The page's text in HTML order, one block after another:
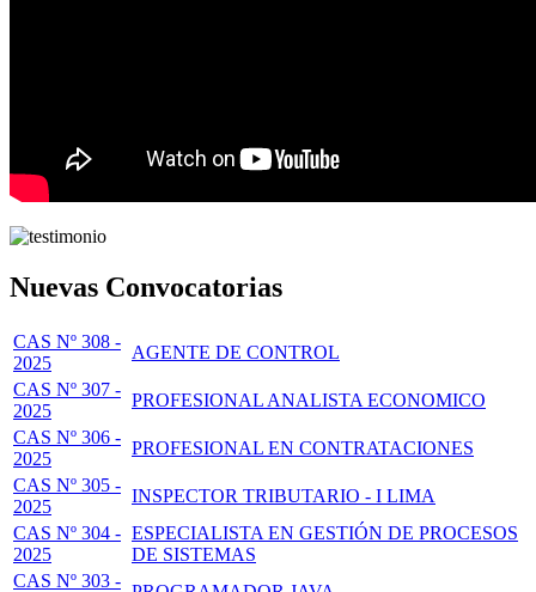
Nuevas Convocatorias
CAS Nº 308 -
2025
AGENTE DE CONTROL
CAS Nº 307 -
2025
PROFESIONAL ANALISTA ECONOMICO
CAS Nº 306 -
2025
PROFESIONAL EN CONTRATACIONES
CAS Nº 305 -
2025
INSPECTOR TRIBUTARIO - I LIMA
CAS Nº 304 -
2025
ESPECIALISTA EN GESTIÓN DE PROCESOS
DE SISTEMAS
CAS Nº 303 -